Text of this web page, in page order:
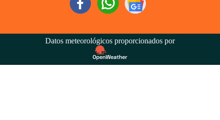
Datos meteorológicos proporcionados por